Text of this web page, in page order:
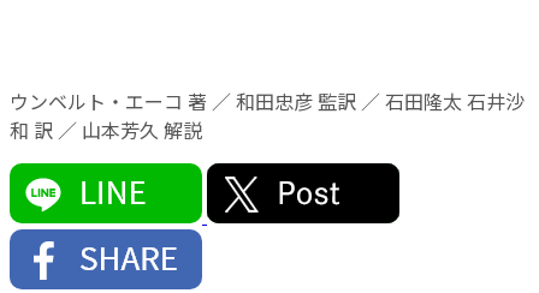
ウンベルト・エーコ 著 ／ 和田忠彦 監訳 ／ 石田隆太 石井沙
和 訳 ／ 山本芳久 解説